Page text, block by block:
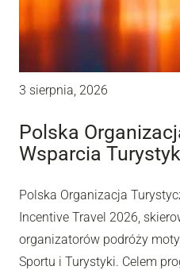
3 sierpnia, 2026
Polska
Wsparcia
Polska Organizacja
Incentive Travel 2026,
organizatorów podróży
Sportu i Turystyki. Celem